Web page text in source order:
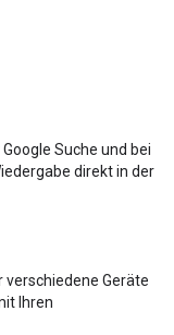
Suche und bei
direkt in der
verschiedene Geräte
Ihren